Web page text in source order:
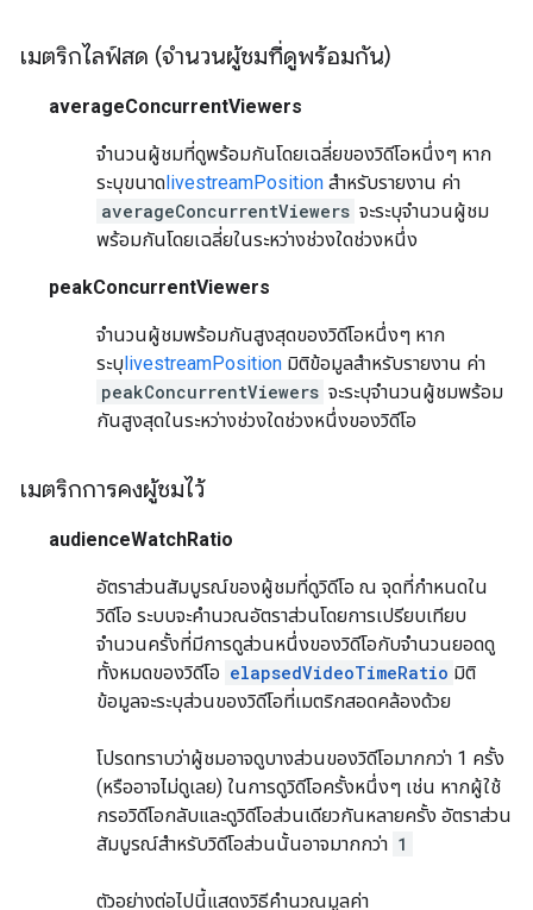
เมตริกไลฟ์สด (จำนวนผู้ชมที่ดูพร้อมกัน)
averageConcurrentViewers
จำนวนผู้ชมที่ดูพร้อมกันโดยเฉลี่ยของวิดีโอหนึ่งๆ หาก
ระบุขนาดlivestreamPosition สําหรับรายงาน ค่า
averageConcurrentViewers จะระบุจํานวนผู้ชม
พร้อมกันโดยเฉลี่ยในระหว่างช่วงใดช่วงหนึ่ง
peakConcurrentViewers
จำนวนผู้ชมพร้อมกันสูงสุดของวิดีโอหนึ่งๆ หาก
ระบุlivestreamPosition มิติข้อมูลสำหรับรายงาน ค่า
peakConcurrentViewers จะระบุจำนวนผู้ชมพร้อม
กันสูงสุดในระหว่างช่วงใดช่วงหนึ่งของวิดีโอ
เมตริกการคงผู้ชมไว้
audienceWatchRatio
อัตราส่วนสัมบูรณ์ของผู้ชมที่ดูวิดีโอ ณ จุดที่กำหนดใน
วิดีโอ ระบบจะคำนวณอัตราส่วนโดยการเปรียบเทียบ
จำนวนครั้งที่มีการดูส่วนหนึ่งของวิดีโอกับจำนวนยอดดู
ทั้งหมดของวิดีโอ elapsedVideoTimeRatio มิติ
ข้อมูลจะระบุส่วนของวิดีโอที่เมตริกสอดคล้องด้วย
โปรดทราบว่าผู้ชมอาจดูบางส่วนของวิดีโอมากกว่า 1 ครั้ง
(หรืออาจไม่ดูเลย) ในการดูวิดีโอครั้งหนึ่งๆ เช่น หากผู้ใช้
กรอวิดีโอกลับและดูวิดีโอส่วนเดียวกันหลายครั้ง อัตราส่วน
สัมบูรณ์สำหรับวิดีโอส่วนนั้นอาจมากกว่า 1
ตัวอย่างต่อไปนี้แสดงวิธีคำนวณมูลค่า